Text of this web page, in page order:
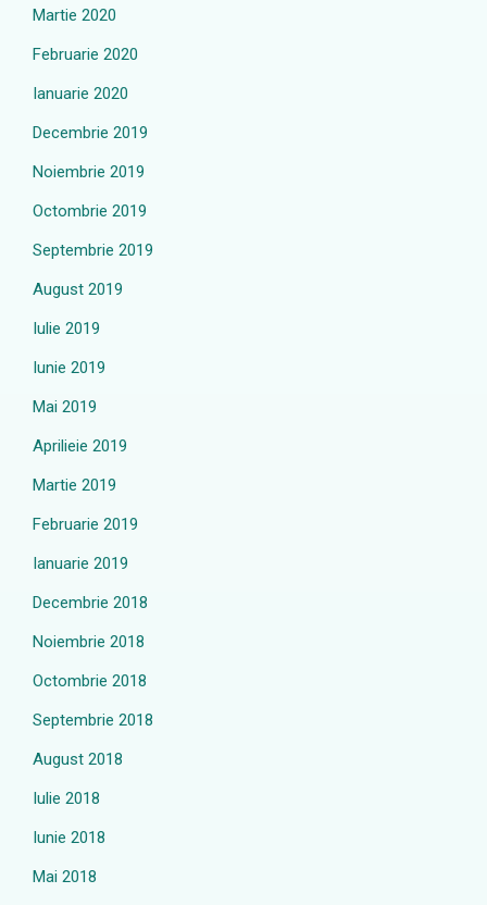
Martie 2020
Februarie 2020
Ianuarie 2020
Decembrie 2019
Noiembrie 2019
Octombrie 2019
Septembrie 2019
August 2019
Iulie 2019
Iunie 2019
Mai 2019
Aprilieie 2019
Martie 2019
Februarie 2019
Ianuarie 2019
Decembrie 2018
Noiembrie 2018
Octombrie 2018
Septembrie 2018
August 2018
Iulie 2018
Iunie 2018
Mai 2018